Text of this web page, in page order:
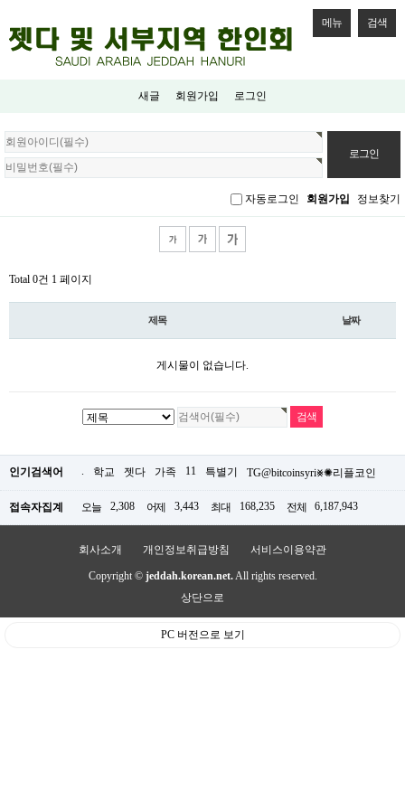
메뉴 검색
새글 회원가입 로그인
회
원
로
자동로그인 회원가입 정보찾기
Total 0건 1 페이지
제목 날짜
게시물이 없습니다.
인기검색어 . 학교 젯다 가족 11 특별기 TG@bitcoinsyri⨳✺리플코인
접속자집계 오늘 2,308 어제 3,443 최대 168,235 전체 6,187,943
회사소개 개인정보취급방침 서비스이용약관
Copyright © jeddah.korean.net.All rights reserved.
상단으로
PC 버전으로 보기